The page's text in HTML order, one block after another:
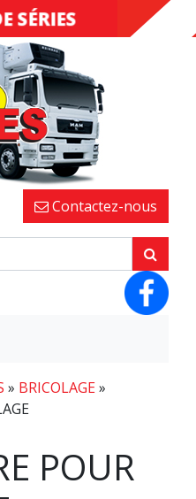
SÉRIES
Contactez-nous
» BRICOLAGE»
POUR